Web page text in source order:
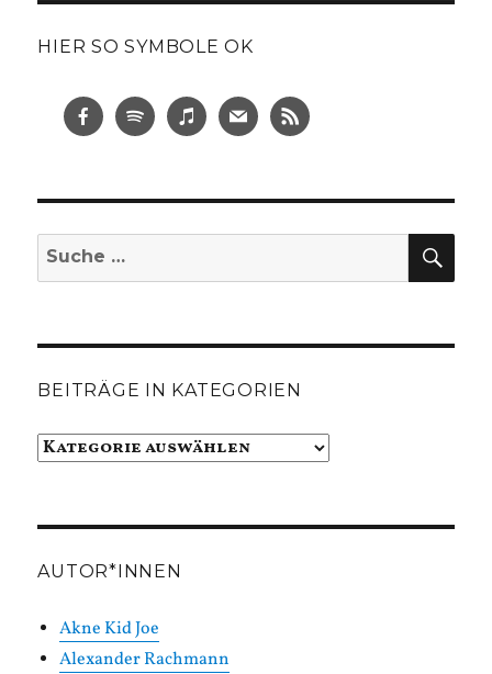
HIER SO SYMBOLE OK
Suche
nach:
BEITRÄGE IN KATEGORIEN
Beiträge
AUTOR*INNEN
Akne Kid Joe
Alexander Rachmann